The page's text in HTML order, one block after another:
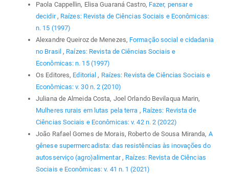
Paola Cappellin, Elisa Guaraná Castro, Fazer, pensar e
decidir, Raízes: Revista de Ciências Sociais e Econômicas:
n. 15 (1997)
Alexandre Queiroz de Menezes, Formação social e cidadania
no Brasil , Raízes: Revista de Ciências Sociais e
Econômicas: n. 15 (1997)
Os Editores, Editorial, Raízes: Revista de Ciências Sociais e
Econômicas: v. 30 n. 2 (2010)
Juliana de Almeida Costa, Joel Orlando Bevilaqua Marin,
Mulheres rurais em lutas pela terra , Raízes: Revista de
Ciências Sociais e Econômicas: v. 42 n. 2 (2022)
João Rafael Gomes de Morais, Roberto de Sousa Miranda, A
gênese supermercadista: das resistências às inovações do
autosserviço (agro)alimentar, Raízes: Revista de Ciências
Sociais e Econômicas: v. 41 n. 1 (2021)